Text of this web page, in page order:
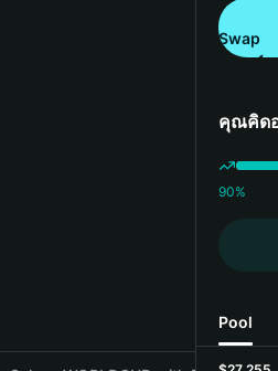
Swap
คุณคิดอ
90%
Pool